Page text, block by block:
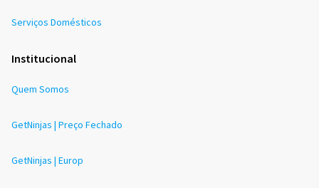
Serviços Domésticos
Institucional
Quem Somos
GetNinjas | Preço Fechado
GetNinjas | Europ